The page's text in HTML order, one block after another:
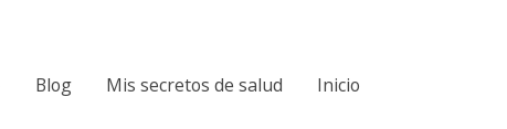
Blog Mis secretos de salud Inicio